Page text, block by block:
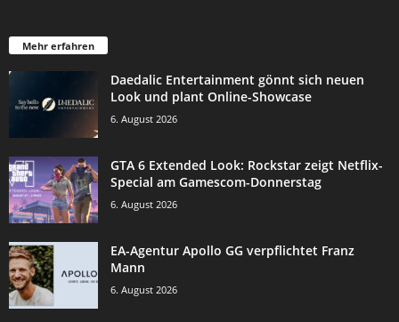
Mehr erfahren
Daedalic Entertainment gönnt sich neuen
Look und plant Online-Showcase
6. August 2026
GTA 6 Extended Look: Rockstar zeigt Netflix-
Special am Gamescom-Donnerstag
6. August 2026
EA-Agentur Apollo GG verpflichtet Franz
Mann
6. August 2026